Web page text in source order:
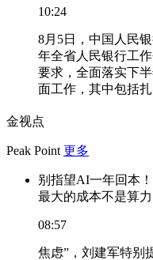
10:24
8月5日，中国人民
年全省人民银行工
要求，全面落实下
面工作，其中包括
金视点
Peak Point 更多
别指望AI一年回本
最大的成本不是算力
08:57
焦虑”，刘建军特别